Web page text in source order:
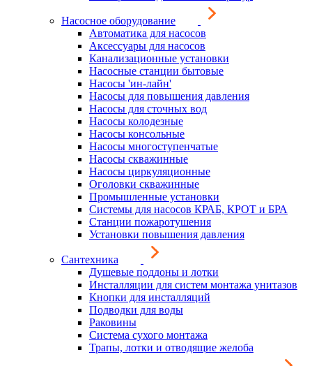
Насосное оборудование
Автоматика для насосов
Аксессуары для насосов
Канализационные установки
Насосные станции бытовые
Насосы 'ин-лайн'
Насосы для повышения давления
Насосы для сточных вод
Насосы колодезные
Насосы консольные
Насосы многоступенчатые
Насосы скважинные
Насосы циркуляционные
Оголовки скважинные
Промышленные установки
Системы для насосов КРАБ, КРОТ и БРА
Станции пожаротушения
Установки повышения давления
Сантехника
Душевые поддоны и лотки
Инсталляции для систем монтажа унитазов
Кнопки для инсталляций
Подводки для воды
Раковины
Система сухого монтажа
Трапы, лотки и отводящие желоба